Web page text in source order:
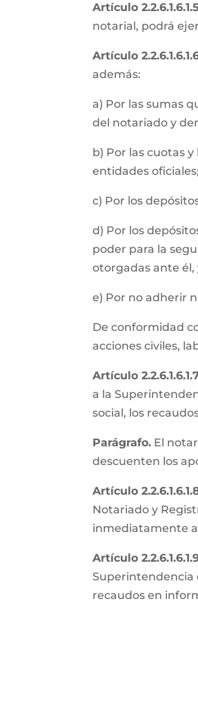
Artículo
notarial, podrá
Artículo
además:
a) Por las sumas
del notariado y
b) Por las cuotas
entidades oficiales;
c) Por los
d) Por los
poder para la
otorgadas ante él,
e) Por no adherir
De conformidad
acciones civiles,
Artículo
a la
social, los
Parágrafo. El
descuenten los
Artículo
Notariado y
inmediatamente
Artículo
Superintendencia
recaudos en